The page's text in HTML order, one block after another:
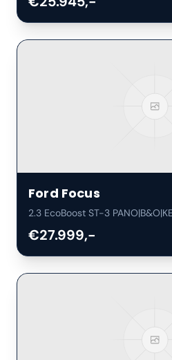
Ford Focus
2.3 EcoBoost ST-3
€27.999,-